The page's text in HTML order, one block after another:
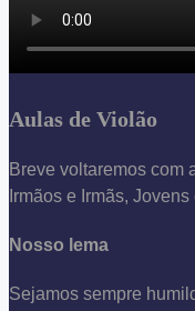
Aulas de Violão
Breve voltaremos com
Irmãos e Irmãs,
Nosso lema
Sejamos sempre